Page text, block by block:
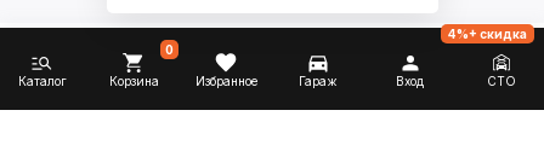
Каталог Корзина
0
Избранное Гараж Вход СТО
4%+ скидка